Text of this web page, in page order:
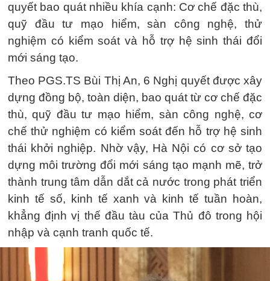
quyết bao quát nhiều khía cạnh: Cơ chế đặc thù,
quỹ đầu tư mạo hiểm, sàn công nghệ, thử
nghiệm có kiểm soát và hỗ trợ hệ sinh thái đổi
mới sáng tạo.
Theo PGS.TS Bùi Thị An, 6 Nghị quyết được xây
dựng đồng bộ, toàn diện, bao quát từ cơ chế đặc
thù, quỹ đầu tư mạo hiểm, sàn công nghệ, cơ
chế thử nghiệm có kiểm soát đến hỗ trợ hệ sinh
thái khởi nghiệp. Nhờ vậy, Hà Nội có cơ sở tạo
dựng môi trường đổi mới sáng tạo mạnh mẽ, trở
thành trung tâm dẫn dắt cả nước trong phát triển
kinh tế số, kinh tế xanh và kinh tế tuần hoàn,
khẳng định vị thế đầu tàu của Thủ đô trong hội
nhập và cạnh tranh quốc tế.